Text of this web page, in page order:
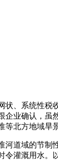
状、系统性税
企业确认，虽
北方地域旱
域的节制性
灌溉用水。